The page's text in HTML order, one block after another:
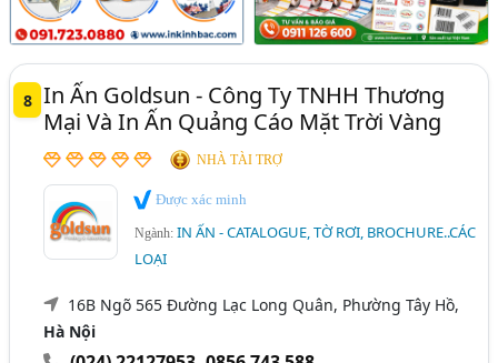
8 In Ấn Goldsun - Công Ty TNHH Thương
Mại Và In Ấn Quảng Cáo Mặt Trời Vàng
NHÀ TÀI TRỢ
Được xác minh
Ngành:IN ẤN - CATALOGUE, TỜ RƠI, BROCHURE..CÁC
LOẠI
16B Ngõ 565 Đường Lạc Long Quân, Phường Tây Hồ,
Hà Nội